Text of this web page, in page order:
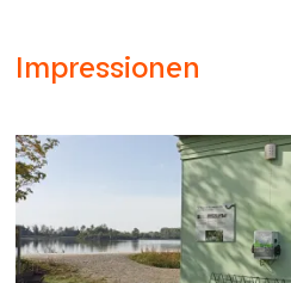
Impressionen